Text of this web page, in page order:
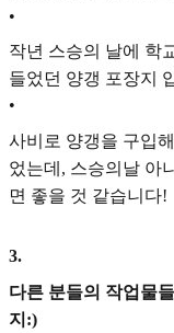
•
작년 스승의 날에 학
들었던 양갱 포장지
•
사비로 양갱을 구입
었는데, 스승의날 아
면 좋을 것 같습니다!
3.
다른 분들의 작업물
지:)